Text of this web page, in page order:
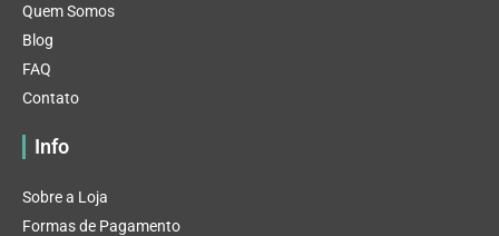
Quem Somos
Blog
FAQ
Contato
Info
Sobre a Loja
Formas de Pagamento